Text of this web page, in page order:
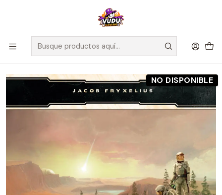
🚀 ¡Despachamos a todo Chile! Envío GRATIS a Regiones sobre
$100.000 y a RM sobre $35.000
Inicio Preventas Maldito Games
Preventa - Terraforming Mars Big Box - Español
NO DISPONIBLE